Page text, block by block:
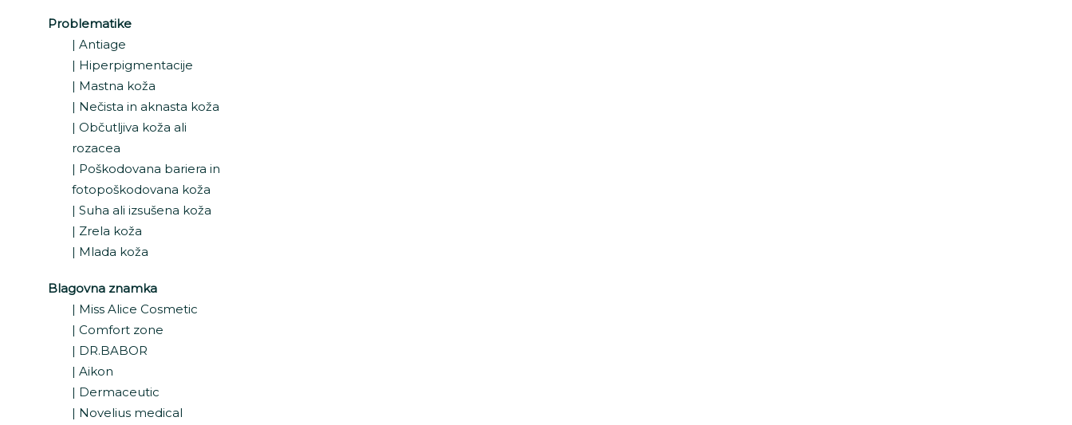
Problematike
Antiage
Hiperpigmentacije
Mastna koža
Nečista in aknasta koža
Občutljiva koža ali
rozacea
Poškodovana bariera in
fotopoškodovana koža
Suha ali izsušena koža
Zrela koža
Mlada koža
Blagovna znamka
Miss Alice Cosmetic
Comfort zone
DR.BABOR
Aikon
Dermaceutic
Novelius medical